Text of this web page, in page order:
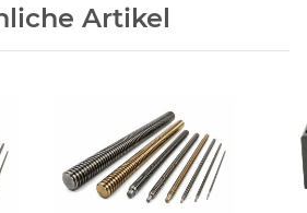
Artikel